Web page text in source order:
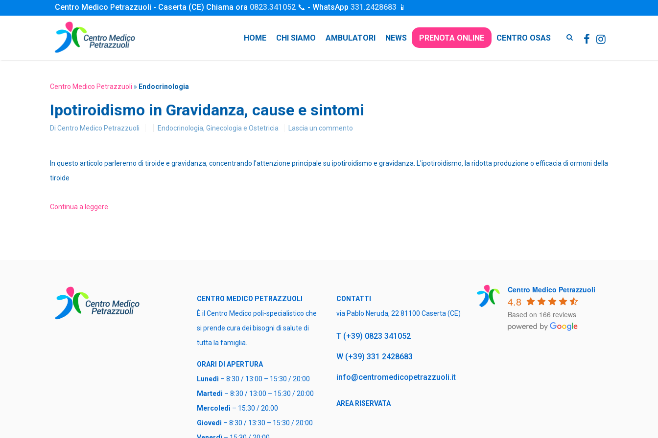
Centro Medico Petrazzuoli - Caserta (CE) Chiama ora 0823.341052 📞 - WhatsApp 331.2428683 📱
HOME CHI SIAMO AMBULATORI NEWS PRENOTA ONLINE CENTRO OSAS
Centro Medico Petrazzuoli » Endocrinologia
Ipotiroidismo in Gravidanza, cause e sintomi
Di Centro Medico Petrazzuoli Endocrinologia, Ginecologia e Ostetricia Lascia un commento
In questo articolo parleremo di tiroide e gravidanza, concentrando l'attenzione principale su ipotiroidismo e gravidanza. L'ipotiroidismo, la ridotta produzione o efficacia di ormoni della
tiroide
Continua a leggere
CENTRO MEDICO PETRAZZUOLI
È il Centro Medico poli-specialistico che
si prende cura dei bisogni di salute di
tutta la famiglia.
ORARI DI APERTURA
Lunedì – 8:30 / 13:00 – 15:30 / 20:00
Martedì – 8:30 / 13:00 – 15:30 / 20:00
Mercoledì – 15:30 / 20:00
Giovedì – 8:30 / 13:30 – 15:30 / 20:00
CONTATTI
via Pablo Neruda, 22 81100 Caserta (CE)
T (+39) 0823 341052
W (+39) 331 2428683
info@centromedicopetrazzuoli.it
AREA RISERVATA
Centro Medico Petrazzuoli
4.8
Based on 166 reviews